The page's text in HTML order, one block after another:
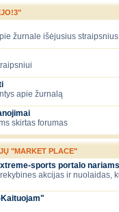
žurnale išėjusius
apie žurnalą
skirtas forumas
"MARKET PLACE"
sports portalo nariams
akcijas ir nuolaidas,